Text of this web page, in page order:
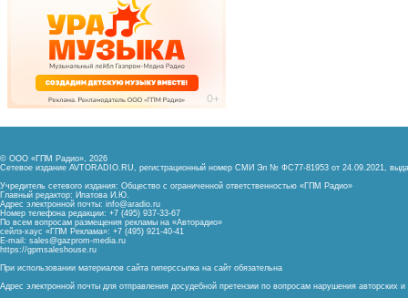
© ООО «ГПМ Радио», 2026
Сетевое издание AVTORADIO.RU, регистрационный номер СМИ Эл № ФС77-81953 от 24.09.2021,
Учредитель сетевого издания: Общество с ограниченной ответственностью «ГПМ Радио»
Главный редактор: Ипатова И.Ю.
Адрес электронной почты: info@aradio.ru
Номер телефона редакции: +7 (495) 937-33-67
По всем вопросам размещения рекламы на «Авторадио»
сейлз-хаус «ГПМ Реклама»: +7 (495) 921-40-41
E-mail: sales@gazprom-media.ru
https://gpmsaleshouse.ru
При использовании материалов сайта гиперссылка на сайт обязательна
Адрес электронной почты для отправления досудебной претензии по вопросам нарушения авторских